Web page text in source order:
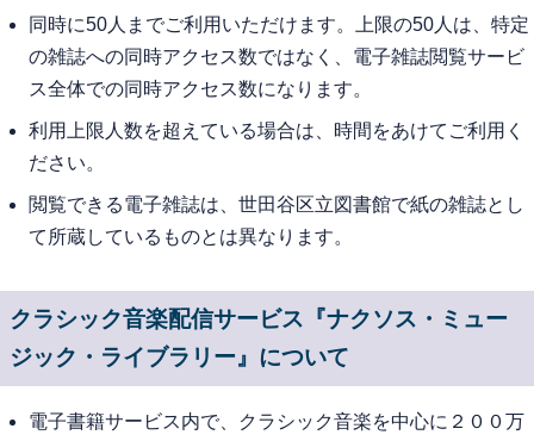
同時に50人までご利用いただけます。上限の50人は、特定
の雑誌への同時アクセス数ではなく、電子雑誌閲覧サービ
ス全体での同時アクセス数になります。
利用上限人数を超えている場合は、時間をあけてご利用く
ださい。
閲覧できる電子雑誌は、世田谷区立図書館で紙の雑誌とし
て所蔵しているものとは異なります。
クラシック音楽配信サービス『ナクソス・ミュー
ジック・ライブラリー』について
電子書籍サービス内で、クラシック音楽を中心に２００万